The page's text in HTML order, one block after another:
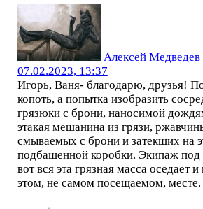
Алексей Медведев
07.02.2023, 13:37
Игорь, Ваня- благодарю, друзья!
копоть, а попытка изобразить
грязюки с брони, наносимой
этакая мешанина из грязи,
смываемых с брони и затекших на
подбашенной коробки. Экипаж под
вот вся эта грязная масса оседает
этом, не самом посещаемом, месте.